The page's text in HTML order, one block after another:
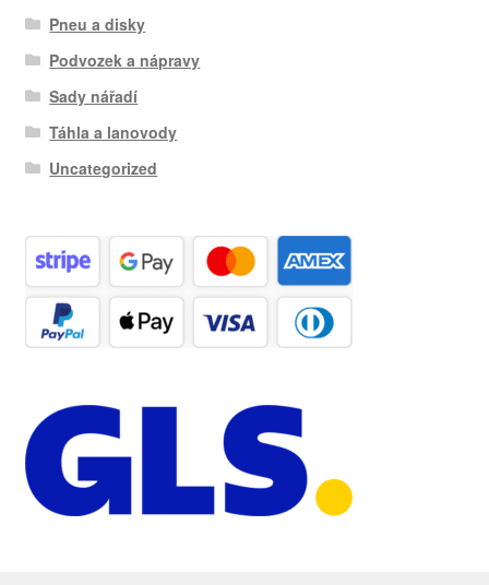
Pneu a disky
Podvozek a nápravy
Sady nářadí
Táhla a lanovody
Uncategorized